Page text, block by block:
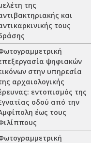
της
και
τους
ψηφιακών
στην υπηρεσία
αρχαιολογικής
εντοπισμός της
οδού από την
έως τους